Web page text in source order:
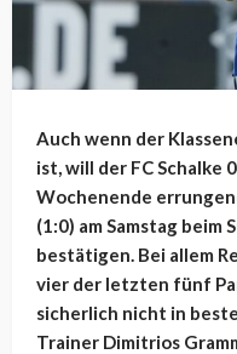
Auch wenn der
ist, will der FC Schalke
Wochenende
(1:0) am Samstag beim
bestätigen. Bei allem
vier der letzten fünf
sicherlich nicht in
Trainer Dimitrios